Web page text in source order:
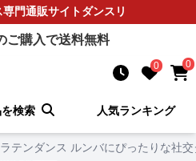
専門通販サイトダンスリ
ご購入で送料無料
0 0
検索 人気ランキング
ラテンダンス ルンバにぴったりな社